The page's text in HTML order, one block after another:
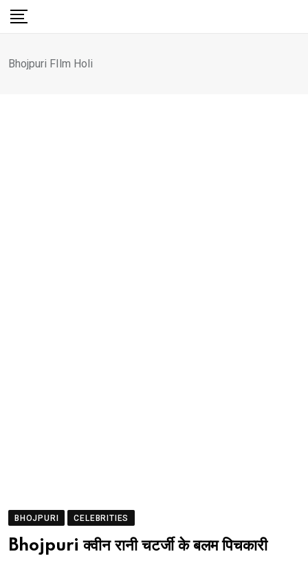
Skip
Bhojpuri FIlm Holi
BHOJPURI CELEBRITIES
Bhojpuri क्वीन रानी चटर्जी के बलम पिचकारी